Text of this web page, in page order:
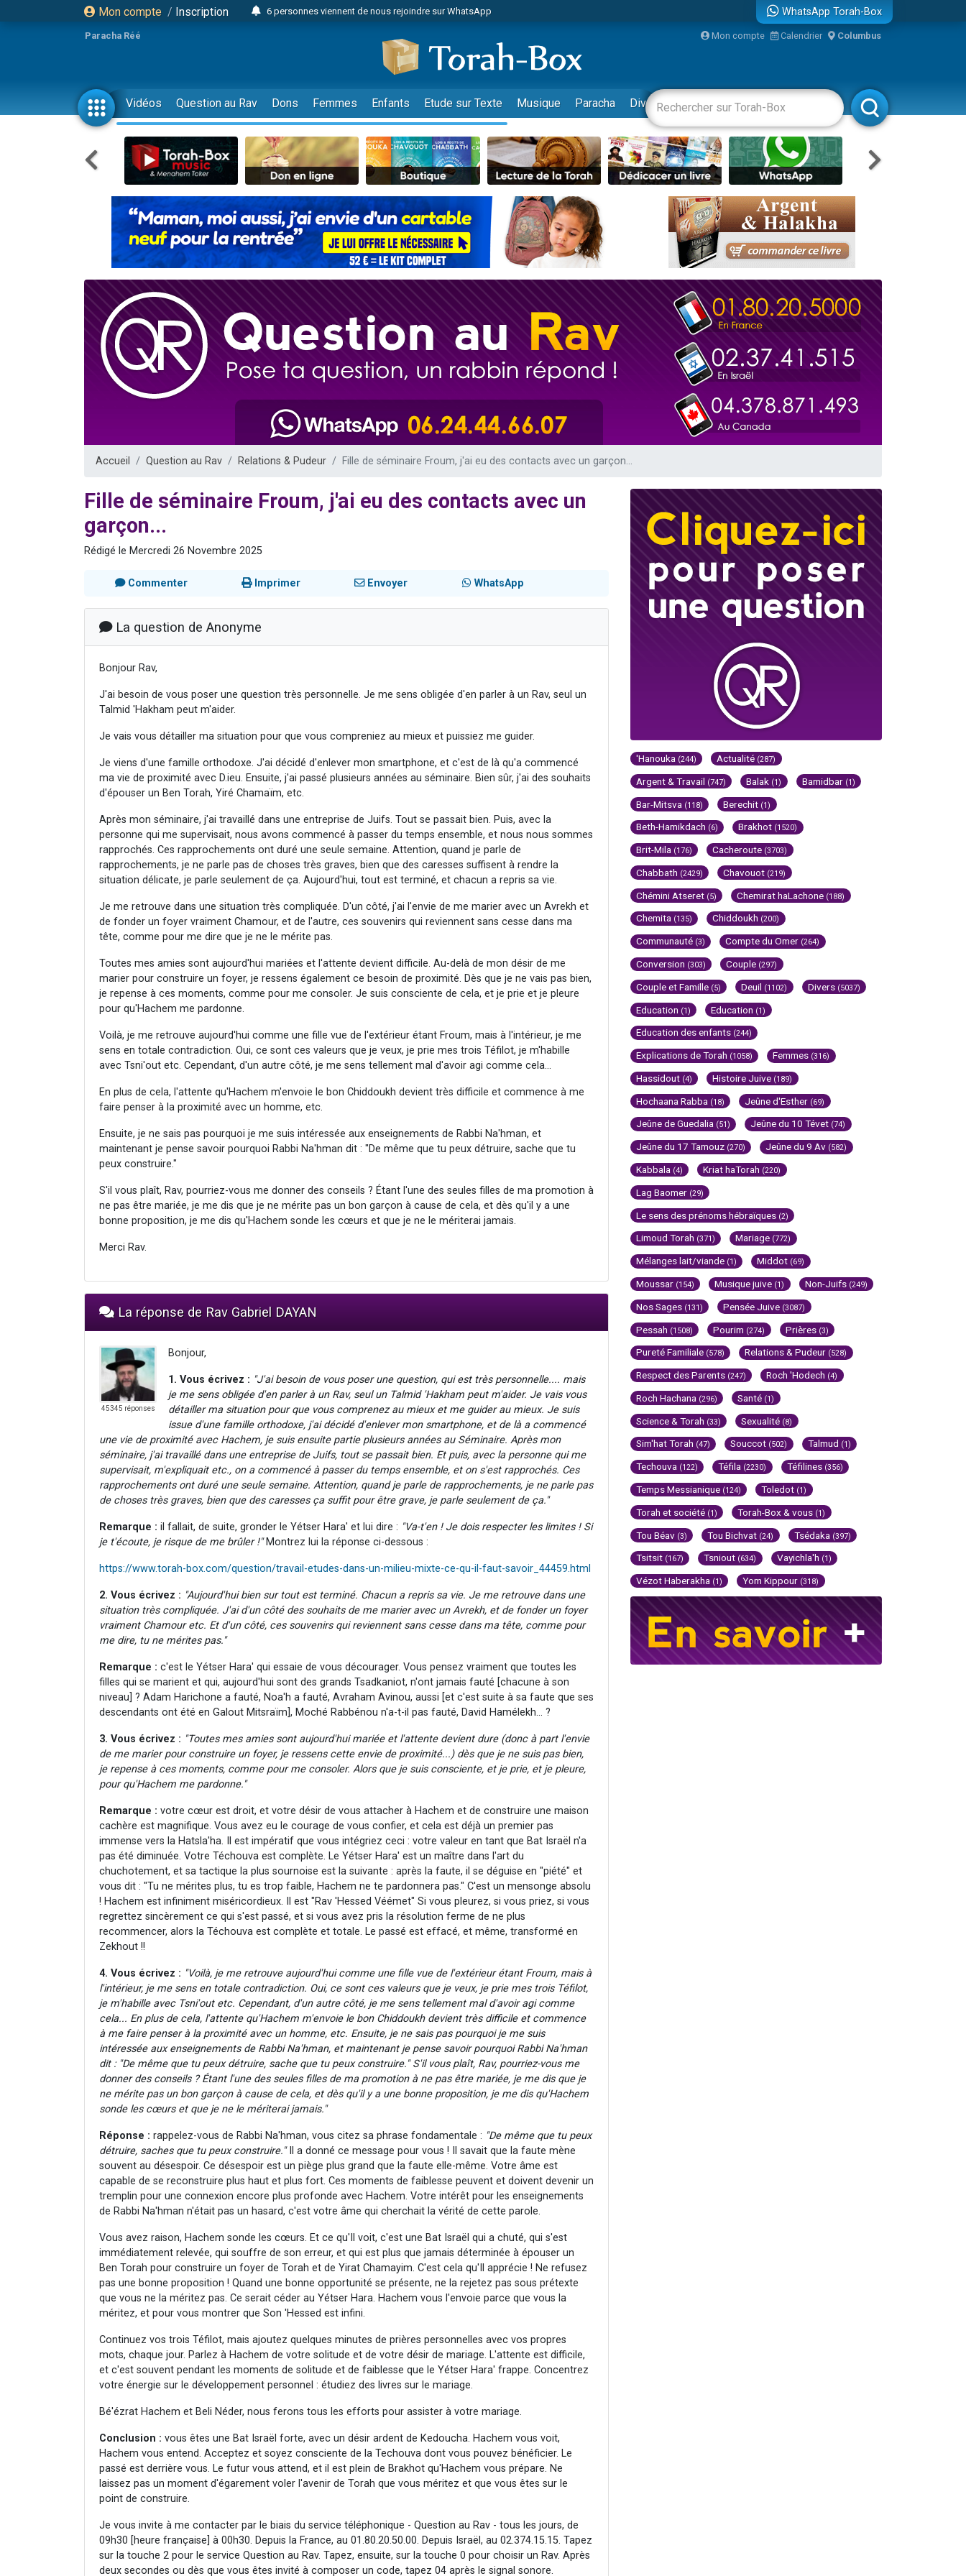
Mon compte / Inscription
6 personnes viennent de nous rejoindre sur WhatsApp
2 personnes viennent de faire un don pour 1 Journée de Vacances Pour les Enfants
17 personnes viennent de demander une bénédiction
4 personnes viennent de nous rejoindre sur WhatsApp
Il reste 49 places pour étudier en groupe sur Zoom
23 personnes viennent de faire un don pour Diane, 80 ans, dans un appartement insalubre
Eva vient de donner son Maasser
4 personnes viennent de nous rejoindre sur WhatsApp
3 personnes viennent de nous rejoindre sur WhatsApp
3 personnes viennent de faire un don pour 5 jours de vacances aux Orphelins
Odaya vient de donner son Maasser
13 personnes viennent de demander une bénédiction
2 personnes viennent de nous rejoindre sur WhatsApp
30 personnes viennent de faire un don pour Sauvez la jambe de Yohan
Il reste 49 places pour étudier en groupe sur Zoom
3 personnes viennent de nous rejoindre sur WhatsApp
2 personnes viennent de nous rejoindre sur WhatsApp
2 personnes viennent de nous rejoindre sur WhatsApp
WhatsApp Torah-Box
Paracha Réé Mon compte Calendrier Columbus
Vidéos Question au Rav Dons Femmes Enfants Etude sur Texte Musique Paracha Divertissements Livres Rabbanim
Accueil Question au Rav Relations & Pudeur Fille de séminaire Froum, j'ai eu des contacts avec un garçon...
Fille de séminaire Froum, j'ai eu des contacts avec un
garçon...
Rédigé le Mercredi 26 Novembre 2025
Commenter Imprimer Envoyer WhatsApp
La question de Anonyme
Bonjour Rav,
J'ai besoin de vous poser une question très personnelle. Je me sens obligée d'en parler à un Rav, seul un
Talmid 'Hakham peut m'aider.
Je vais vous détailler ma situation pour que vous compreniez au mieux et puissiez me guider.
Je viens d'une famille orthodoxe. J'ai décidé d'enlever mon smartphone, et c'est de là qu'a commencé
ma vie de proximité avec D.ieu. Ensuite, j'ai passé plusieurs années au séminaire. Bien sûr, j'ai des souhaits
d'épouser un Ben Torah, Yiré Chamaïm, etc.
Après mon séminaire, j'ai travaillé dans une entreprise de Juifs. Tout se passait bien. Puis, avec la
personne qui me supervisait, nous avons commencé à passer du temps ensemble, et nous nous sommes
rapprochés. Ces rapprochements ont duré une seule semaine. Attention, quand je parle de
rapprochements, je ne parle pas de choses très graves, bien que des caresses suffisent à rendre la
situation délicate, je parle seulement de ça. Aujourd'hui, tout est terminé, et chacun a repris sa vie.
Je me retrouve dans une situation très compliquée. D'un côté, j'ai l'envie de me marier avec un Avrekh et
de fonder un foyer vraiment Chamour, et de l'autre, ces souvenirs qui reviennent sans cesse dans ma
tête, comme pour me dire que je ne le mérite pas.
Toutes mes amies sont aujourd'hui mariées et l'attente devient difficile. Au-delà de mon désir de me
marier pour construire un foyer, je ressens également ce besoin de proximité. Dès que je ne vais pas bien,
je repense à ces moments, comme pour me consoler. Je suis consciente de cela, et je prie et je pleure
pour qu'Hachem me pardonne.
Voilà, je me retrouve aujourd'hui comme une fille vue de l'extérieur étant Froum, mais à l'intérieur, je me
sens en totale contradiction. Oui, ce sont ces valeurs que je veux, je prie mes trois Téfilot, je m'habille
avec Tsni'out etc. Cependant, d'un autre côté, je me sens tellement mal d'avoir agi comme cela...
En plus de cela, l'attente qu'Hachem m'envoie le bon Chiddoukh devient très difficile et commence à me
faire penser à la proximité avec un homme, etc.
Ensuite, je ne sais pas pourquoi je me suis intéressée aux enseignements de Rabbi Na'hman, et
maintenant je pense savoir pourquoi Rabbi Na'hman dit : "De même que tu peux détruire, sache que tu
peux construire."
S'il vous plaît, Rav, pourriez-vous me donner des conseils ? Étant l'une des seules filles de ma promotion à
ne pas être mariée, je me dis que je ne mérite pas un bon garçon à cause de cela, et dès qu'il y a une
bonne proposition, je me dis qu'Hachem sonde les cœurs et que je ne le mériterai jamais.
Merci Rav.
La réponse de Rav Gabriel DAYAN
45345 réponses
Bonjour,
1. Vous écrivez : "J'ai besoin de vous poser une question, qui est très personnelle.... mais
je me sens obligée d'en parler à un Rav, seul un Talmid 'Hakham peut m'aider. Je vais vous
détailler ma situation pour que vous comprenez au mieux et me guider au mieux. Je suis
issue d'une famille orthodoxe, j'ai décidé d'enlever mon smartphone, et de là a commencé
une vie de proximité avec Hachem, je suis ensuite partie plusieurs années au Séminaire. Après mon
séminaire, j'ai travaillé dans une entreprise de Juifs, tout se passait bien. Et puis, avec la personne qui me
supervisait, m'expliquait etc., on a commencé à passer du temps ensemble, et on s'est rapprochés. Ces
rapprochements ont duré une seule semaine. Attention, quand je parle de rapprochements, je ne parle pas
de choses très graves, bien que des caresses ça suffit pour être grave, je parle seulement de ça."
Remarque : il fallait, de suite, gronder le Yétser Hara' et lui dire : "Va-t'en ! Je dois respecter les limites ! Si
je t'écoute, je risque de me brûler !" Montrez lui la réponse ci-dessous :
https://www.torah-box.com/question/travail-etudes-dans-un-milieu-mixte-ce-qu-il-faut-savoir_44459.html
2. Vous écrivez : "Aujourd'hui bien sur tout est terminé. Chacun a repris sa vie. Je me retrouve dans une
situation très compliquée. J'ai d'un côté des souhaits de me marier avec un Avrekh, et de fonder un foyer
vraiment Chamour etc. Et d'un côté, ces souvenirs qui reviennent sans cesse dans ma tête, comme pour
me dire, tu ne mérites pas."
Remarque : c'est le Yétser Hara' qui essaie de vous décourager. Vous pensez vraiment que toutes les
filles qui se marient et qui, aujourd'hui sont des grands Tsadkaniot, n'ont jamais fauté [chacune à son
niveau] ? Adam Harichone a fauté, Noa'h a fauté, Avraham Avinou, aussi [et c'est suite à sa faute que ses
descendants ont été en Galout Mitsraïm], Moché Rabbénou n'a-t-il pas fauté, David Hamélekh... ?
3. Vous écrivez : "Toutes mes amies sont aujourd'hui mariée et l'attente devient dure (donc à part l'envie
de me marier pour construire un foyer, je ressens cette envie de proximité...) dès que je ne suis pas bien,
je repense à ces moments, comme pour me consoler. Alors que je suis consciente, et je prie, et je pleure,
pour qu'Hachem me pardonne."
Remarque : votre cœur est droit, et votre désir de vous attacher à Hachem et de construire une maison
cachère est magnifique. Vous avez eu le courage de vous confier, et cela est déjà un premier pas
immense vers la Hatsla'ha. Il est impératif que vous intégriez ceci : votre valeur en tant que Bat Israël n'a
pas été diminuée. Votre Téchouva est complète. Le Yétser Hara' est un maître dans l'art du
chuchotement, et sa tactique la plus sournoise est la suivante : après la faute, il se déguise en "piété" et
vous dit : "Tu ne mérites plus, tu es trop faible, Hachem ne te pardonnera pas." C'est un mensonge absolu
! Hachem est infiniment miséricordieux. Il est "Rav 'Hessed Véémet" Si vous pleurez, si vous priez, si vous
regrettez sincèrement ce qui s'est passé, et si vous avez pris la résolution ferme de ne plus
recommencer, alors la Téchouva est complète et totale. Le passé est effacé, et même, transformé en
Zekhout !!
4. Vous écrivez : "Voilà, je me retrouve aujourd'hui comme une fille vue de l'extérieur étant Froum, mais à
l'intérieur, je me sens en totale contradiction. Oui, ce sont ces valeurs que je veux, je prie mes trois Téfilot,
je m'habille avec Tsni'out etc. Cependant, d'un autre côté, je me sens tellement mal d'avoir agi comme
cela... En plus de cela, l'attente qu'Hachem m'envoie le bon Chiddoukh devient très difficile et commence
à me faire penser à la proximité avec un homme, etc. Ensuite, je ne sais pas pourquoi je me suis
intéressée aux enseignements de Rabbi Na'hman, et maintenant je pense savoir pourquoi Rabbi Na'hman
dit : "De même que tu peux détruire, sache que tu peux construire." S'il vous plaît, Rav, pourriez-vous me
donner des conseils ? Étant l'une des seules filles de ma promotion à ne pas être mariée, je me dis que je
ne mérite pas un bon garçon à cause de cela, et dès qu'il y a une bonne proposition, je me dis qu'Hachem
sonde les cœurs et que je ne le mériterai jamais."
Réponse : rappelez-vous de Rabbi Na'hman, vous citez sa phrase fondamentale : "De même que tu peux
détruire, saches que tu peux construire."Il a donné ce message pour vous ! Il savait que la faute mène
souvent au désespoir. Ce désespoir est un piège plus grand que la faute elle-même. Votre âme est
capable de se reconstruire plus haut et plus fort. Ces moments de faiblesse peuvent et doivent devenir un
tremplin pour une connexion encore plus profonde avec Hachem. Votre intérêt pour les enseignements
de Rabbi Na'hman n'était pas un hasard, c'est votre âme qui cherchait la vérité de cette parole.
Vous avez raison, Hachem sonde les cœurs. Et ce qu'Il voit, c'est une Bat Israël qui a chuté, qui s'est
immédiatement relevée, qui souffre de son erreur, et qui est plus que jamais déterminée à épouser un
Ben Torah pour construire un foyer de Torah et de Yirat Chamayim. C'est cela qu'Il apprécie ! Ne refusez
pas une bonne proposition ! Quand une bonne opportunité se présente, ne la rejetez pas sous prétexte
que vous ne la méritez pas. Ce serait céder au Yétser Hara. Hachem vous l'envoie parce que vous la
méritez, et pour vous montrer que Son 'Hessed est infini.
Continuez vos trois Téfilot, mais ajoutez quelques minutes de prières personnelles avec vos propres
mots, chaque jour. Parlez à Hachem de votre solitude et de votre désir de mariage. L'attente est difficile,
et c'est souvent pendant les moments de solitude et de faiblesse que le Yétser Hara' frappe. Concentrez
votre énergie sur le développement personnel : étudiez des livres sur le mariage.
Bé'ézrat Hachem et Beli Néder, nous ferons tous les efforts pour assister à votre mariage.
Conclusion : vous êtes une Bat Israël forte, avec un désir ardent de Kedoucha. Hachem vous voit,
Hachem vous entend. Acceptez et soyez consciente de la Techouva dont vous pouvez bénéficier. Le
passé est derrière vous. Le futur vous attend, et il est plein de Brakhot qu'Hachem vous prépare. Ne
laissez pas un moment d'égarement voler l'avenir de Torah que vous méritez et que vous êtes sur le
point de construire.
Je vous invite à me contacter par le biais du service téléphonique - Question au Rav - tous les jours, de
09h30 [heure française] à 00h30. Depuis la France, au 01.80.20.50.00. Depuis Israël, au 02.374.15.15. Tapez
sur la touche 2 pour le service Question au Rav. Tapez, ensuite, sur la touche 0 pour choisir un Rav. Après
deux secondes ou dès que vous êtes invité à composer un code, tapez 04 après le signal sonore.
'Hanouka (244) Actualité (287)
Argent & Travail (747) Balak (1) Bamidbar (1)
Bar-Mitsva (118) Berechit (1)
Beth-Hamikdach (6) Brakhot (1520)
Brit-Mila (176) Cacheroute (3703)
Chabbath (2429) Chavouot (219)
Chémini Atseret (5) Chemirat haLachone (188)
Chemita (135) Chiddoukh (200)
Communauté (3) Compte du Omer (264)
Conversion (303) Couple (297)
Couple et Famille (5) Deuil (1102) Divers (5037)
Education (1) Education (1)
Education des enfants (244)
Explications de Torah (1058) Femmes (316)
Hassidout (4) Histoire Juive (189)
Hochaana Rabba (18) Jeûne d'Esther (69)
Jeûne de Guedalia (51) Jeûne du 10 Tévet (74)
Jeûne du 17 Tamouz (270) Jeûne du 9 Av (582)
Kabbala (4) Kriat haTorah (220)
Lag Baomer (29)
Le sens des prénoms hébraïques (2)
Limoud Torah (371) Mariage (772)
Mélanges lait/viande (1) Middot (69)
Moussar (154) Musique juive (1) Non-Juifs (249)
Nos Sages (131) Pensée Juive (3087)
Pessah (1508) Pourim (274) Prières (3)
Pureté Familiale (578) Relations & Pudeur (528)
Respect des Parents (247) Roch 'Hodech (4)
Roch Hachana (296) Santé (1)
Science & Torah (33) Sexualité (8)
Sim'hat Torah (47) Souccot (502) Talmud (1)
Techouva (122) Téfila (2230) Téfilines (356)
Temps Messianique (124) Toledot (1)
Torah et société (1) Torah-Box & vous (1)
Tou Béav (3) Tou Bichvat (24) Tsédaka (397)
Tsitsit (167) Tsniout (634) Vayichla'h (1)
Vézot Haberakha (1) Yom Kippour (318)